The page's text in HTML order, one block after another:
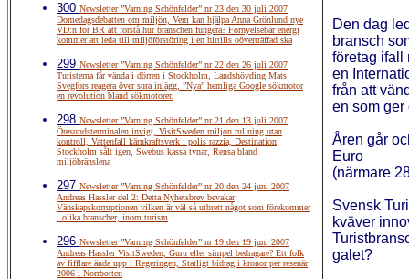
300 Newsletter ”Varning Schönfelder” nr 23 den 30 juli 2007
Domedagsdebatten om miljön, Vem kan hjälpa Anna Grönlund nye
VD:n för BR att förstå hur branschen fungera? Förnyelsebar energi
kommer att leda till miljöförstöring i en hittills oöverträffad ska
299 Newsletter ”Varning Schönfelder” nr 22 den 26 juli 2007
Turisterna får vända i dörren i Stockholm, Landshövding Mats
Svegfors reagera över sura inlägg, ”Nya” hemliga Google sökmotor
en revolution bland sökmotorer.
298 Newsletter ”Varning Schönfelder” nr 21 den 13 juli 2007
Öresundsterminalen invigt, VisitSweden miljon rullning utan
kontroll, Vattenfall kärnkraftsverk i polis razzia, Destination
Stockholm sålt igen, Swebus kassa tynar, Rensa bland
miljöbränslena
297 Newsletter ”Varning Schönfelder” nr 20 den 24 juni 2007
Andreas Hassler del 2: Detta Nyhetsbrev bevakar
Vänskapskorruptionen vilken är väl så utbrett något som förekommer
i olika branscher, inom turism
296 Newsletter ”Varning Schönfelder” nr 19 den 19 juni 2007
Andreas Hassler VisitSweden, Guru eller simpel bedragare? Ett folk
av fifflare ända upp i Regeringen, Statligt bidrag i kronor per resenär
2006 i Norrbotten
Den dag
bransch
företag ifall
en
från att
en som ger
Åren går
Euro
(närmare
Svensk
kväver
galet?